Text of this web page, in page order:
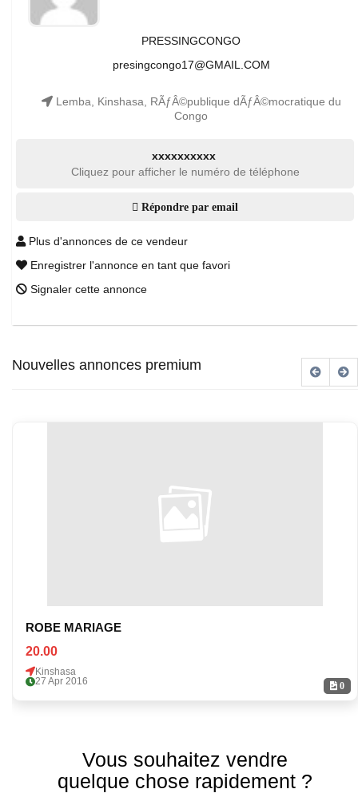
PRESSINGCONGO
presingcongo17@GMAIL.COM
Lemba, Kinshasa, RÃƒÂ©publique dÃƒÂ©mocratique du
Congo
xxxxxxxxxx
Cliquez pour afficher le numéro de téléphone
Répondre par email
Plus d'annonces de ce vendeur
Enregistrer l'annonce en tant que favori
Signaler cette annonce
Nouvelles annonces premium
0
ROBE MARIAGE
20.00
Kinshasa
27 Apr 2016
Vous souhaitez vendre
quelque chose rapidement ?